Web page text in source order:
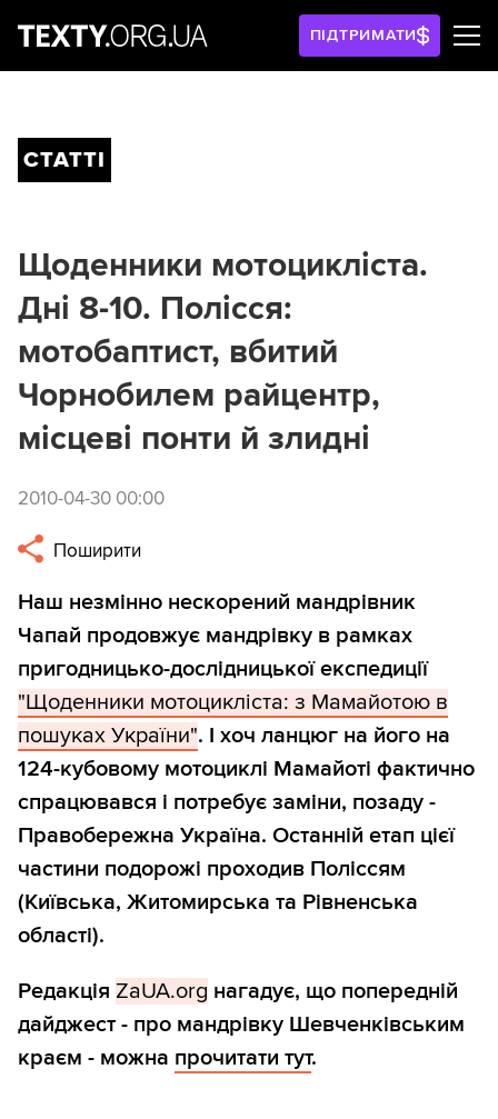
ПІДТРИМАТИ
СТАТТІ
Щоденники мотоцикліста.
Дні 8-10. Полісся:
мотобаптист, вбитий
Чорнобилем райцентр,
місцеві понти й злидні
2010-04-30 00:00
Поширити
Наш незмінно нескорений мандрівник
Чапай продовжує мандрівку в рамках
пригодницько-дослідницької експедиції
"Щоденники мотоцикліста: з Мамайотою в
пошуках України". І хоч ланцюг на його на
124-кубовому мотоциклі Мамайоті фактично
спрацювався і потребує заміни, позаду -
Правобережна Україна. Останній етап цієї
частини подорожі проходив Поліссям
(Київська, Житомирська та Рівненська
області).
Редакція ZaUA.org нагадує, що попередній
дайджест - про мандрівку Шевченківським
краєм - можна прочитати тут.